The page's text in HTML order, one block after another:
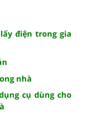
điện trong gia
nhà
cụ dùng cho